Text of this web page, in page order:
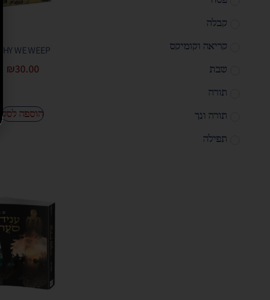
קבלה
קריאה וקומיקס
שבת
תורה
תורה ונך
תפילה
WHY WE WEEP
₪30.00
הוספה לסל